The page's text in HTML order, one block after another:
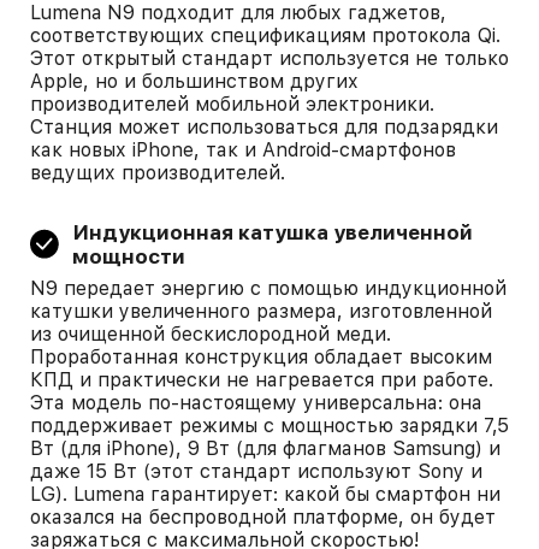
Lumena N9 подходит для любых гаджетов,
соответствующих спецификациям протокола Qi.
Этот открытый стандарт используется не только
Apple, но и большинством других
производителей мобильной электроники.
Станция может использоваться для подзарядки
как новых iPhone, так и Android-смартфонов
ведущих производителей.
Индукционная катушка увеличенной
мощности
N9 передает энергию с помощью индукционной
катушки увеличенного размера, изготовленной
из очищенной бескислородной меди.
Проработанная конструкция обладает высоким
КПД и практически не нагревается при работе.
Эта модель по-настоящему универсальна: она
поддерживает режимы с мощностью зарядки 7,5
Вт (для iPhone), 9 Вт (для флагманов Samsung) и
даже 15 Вт (этот стандарт используют Sony и
LG). Lumena гарантирует: какой бы смартфон ни
оказался на беспроводной платформе, он будет
заряжаться с максимальной скоростью!